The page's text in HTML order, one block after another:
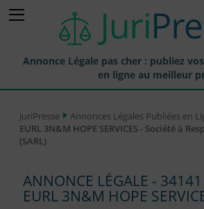
Annonce Légale pas cher : publiez
en ligne au meilleur
Annonces Légales Publiées
Journaux Habilités (JAL) Annonces Légales
JuriPresse
Annonces Légales Publiées en
EURL 3N&M HOPE SERVICES - Société à
(SARL)
ANNONCE LÉGALE - 34141
EURL 3N&M HOPE